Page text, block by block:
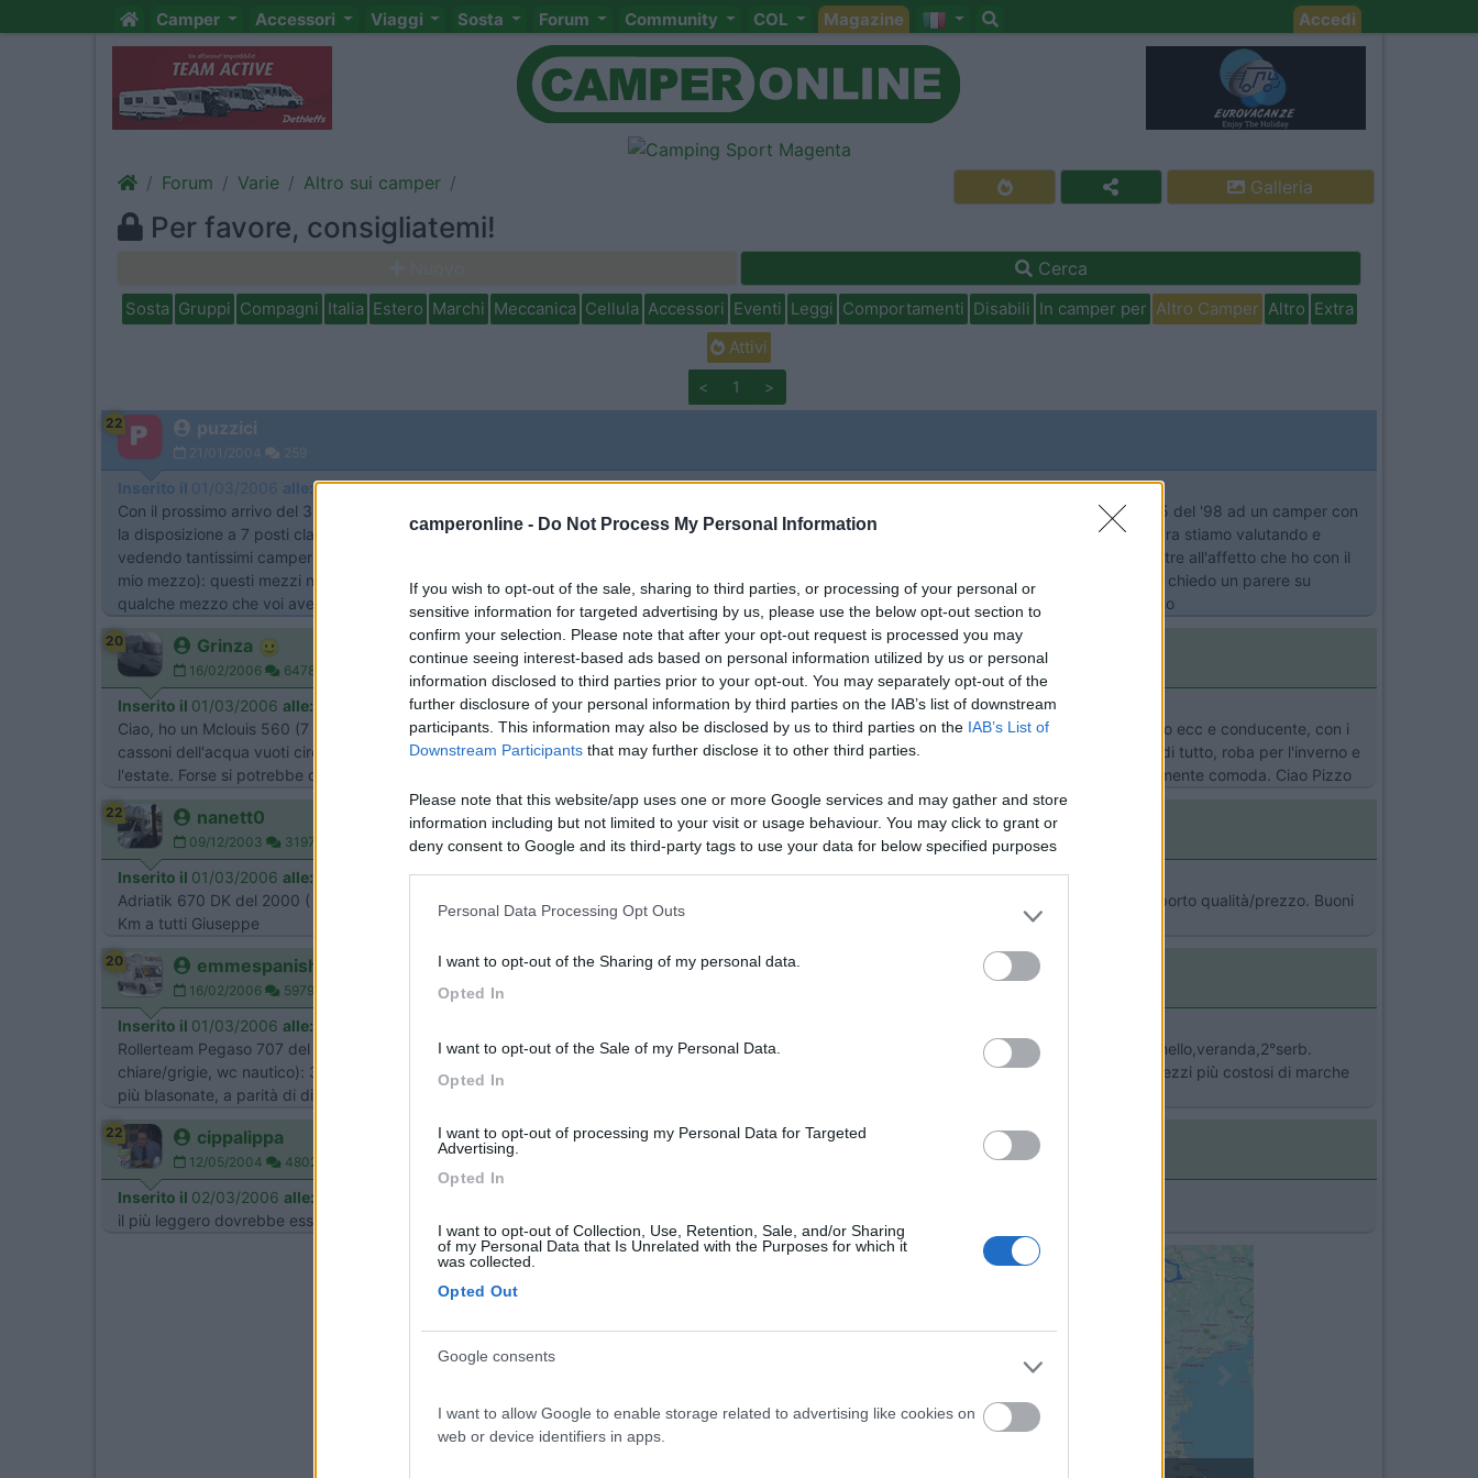
camperonline - Do Not Process My Personal Information
If you wish to opt-out of the sale, sharing to third parties, or processing of your personal or
sensitive information for targeted advertising by us, please use the below opt-out section to
confirm your selection. Please note that after your opt-out request is processed you may
continue seeing interest-based ads based on personal information utilized by us or personal
information disclosed to third parties prior to your opt-out. You may separately opt-out of the
further disclosure of your personal information by third parties on the IAB’s list of downstream
participants. This information may also be disclosed by us to third parties on the IAB’s List of
Downstream Participants that may further disclose it to other third parties.
Please note that this website/app uses one or more Google services and may gather and store
information including but not limited to your visit or usage behaviour. You may click to grant or
deny consent to Google and its third-party tags to use your data for below specified purposes
Personal Data Processing Opt Outs
I want to opt-out of the Sharing of my personal data.
Opted In
I want to opt-out of the Sale of my Personal Data.
Opted In
I want to opt-out of processing my Personal Data for Targeted
Advertising.
Opted In
I want to opt-out of Collection, Use, Retention, Sale, and/or Sharing
of my Personal Data that Is Unrelated with the Purposes for which it
was collected.
Opted Out
Google consents
I want to allow Google to enable storage related to advertising like cookies on
web or device identifiers in apps.
Camper Accessori Viaggi Sosta Forum Community COL Magazine Accedi
Forum Varie Altro sui camper Galleria
Per favore, consigliatemi!
Cerca
Sosta Gruppi Compagni Italia Estero Marchi Meccanica Cellula Accessori Eventi Leggi Comportamenti Disabili In camper per Altro Camper Altro Extra
Attivi
< 1 >
22 puzzici
21/01/2004 259
Inserito il 01/03/2006 alle:14:37:36
Con il prossimo arrivo del 3° figlio, abbiamo quasi deciso di cambiare mezzo, quindi di passare dal nostro instancabile e affezionatissimo Marlin 65 del '98 ad un camper con
la disposizione a 7 posti classica (quella con la piccola dinette), in questo modo avremmo a disposizione sempre un tavolino pronto per la notte. Ora stiamo valutando e
vedendo tantissimi camper più o meno nuovi, tutti più o meno belli, ma io ho un dubbio molto forte che ancora non mi ha spinto a fare il cambio (oltre all'affetto che ho con il
mio mezzo): questi mezzi non peseranno un po troppo? Ovviamente le stime ufficiale delle case produttrici mi sembrano un po ottimiste. Inoltre vi chiedo un parere su
qualche mezzo che voi avete provato, a me piace molto il Kentucky Corral 2 (mi sembra un buon rapporto qualità prezzo), che ne dite? Grazie Pino
20 Grinza
16/02/2006 64787
Inserito il 01/03/2006 alle:
Ciao, ho un Mclouis 560 (7 posti) ed ho fatto la revisone il 20 Febbraio. Peso del mezzo, compreso vettovaglie, gavone pieno di sedie sdraie tavolo ecc e conducente, con i
cassoni dell'acqua vuoti circa 3150 KG. Posso solo dire che essendo solo in due (i figli sono ormai grandi) mia moglie dentro il mezzo ci ha messo di tutto, roba per l'inverno e
l'estate. Forse si potrebbe dire che pesa circa 3000 KG, attento però, io ho la versone in alluminio (del 2000). Comunque la doppia dinette è veramente comoda. Ciao Pizzo
22 nanett0
09/12/2003 3197
Inserito il 01/03/2006 alle:
Adriatik 670 DK del 2000 ( versione in alluminio)! Ci troviamo divinamente, è nel peso (3050 Kg a vuoto con accessori)e, a mio parere, ottimo rapporto qualità/prezzo. Buoni
Km a tutti Giuseppe
20 emmespanish
16/02/2006 5979
Inserito il 01/03/2006 alle:
Rollerteam Pegaso 707 del 2001 in alluminio e vetroresina. pesato con pieno gasolio, serbatoio acqua al 50% e varie vettovaglie + accessori (pannello,veranda,2°serb.
chiare/grigie, wc nautico): 3260 Kg. è un mezzo molto grande,considera che su queste dimensioni si arriva facilmente al limite. c'è da dire che i mezzi più costosi di marche
più blasonate, a parità di dimensioni, pesano di più. poi influisce molto anche la motorizzazione. ciao marco
22 cippalippa
12/05/2004 4802
Inserito il 02/03/2006 alle:
il più leggero dovrebbe essere il clipper elnagh, se ricordo bene è l'unico con 7 posti omologati ciao